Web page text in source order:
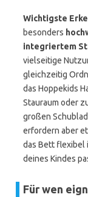
Wichtigste
besonders
integriertem
vielseitige
gleichzeitig
das Hoppekids
Stauraum oder
großen
erfordern aber
das Bett flexibel
deines Kindes
Für wen